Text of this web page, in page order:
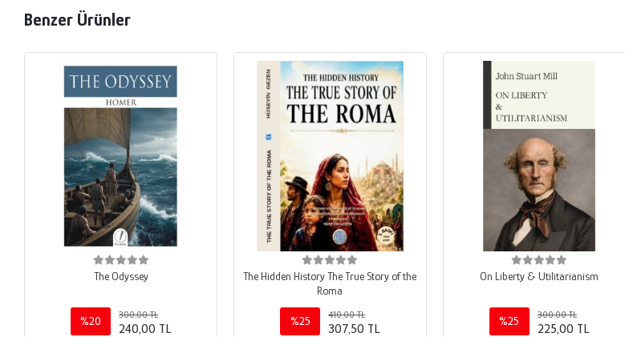
Benzer Ürünler
The Odyssey
%20
300,00 TL
240,00 TL
The Hidden History The True Story of the
Roma
%25
410,00 TL
307,50 TL
On Liberty & Utilitarianism
%25
300,00 TL
225,00 TL